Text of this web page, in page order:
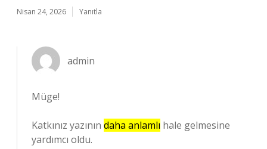
Nisan 24, 2026 Yanıtla
admin
Müge!
Katkınız yazının daha anlamlı hale gelmesine
yardımcı oldu.